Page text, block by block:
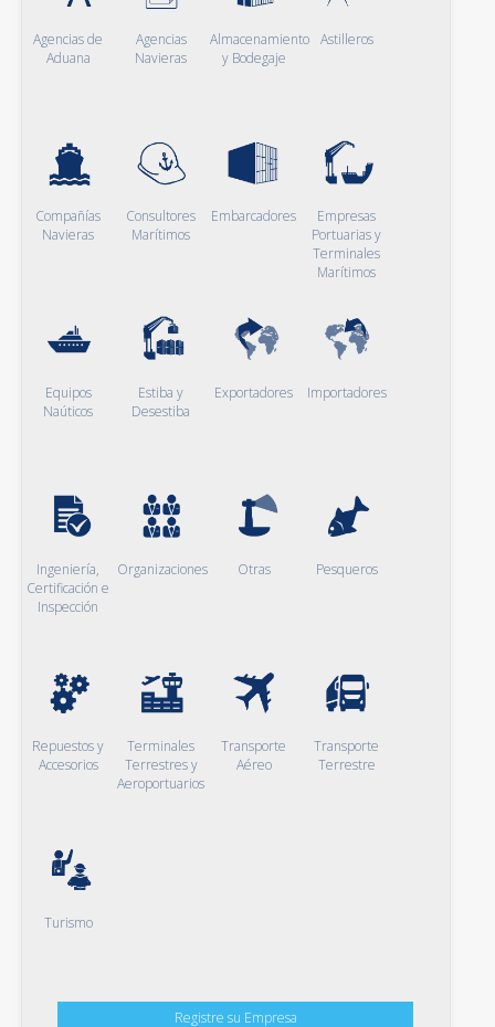
Agencias de
Aduana
Agencias
Navieras
Almacenamiento
y Bodegaje
Astilleros
Compañías
Navieras
Consultores
Marítimos
Embarcadores
Empresas
Portuarias y
Terminales
Marítimos
Equipos
Naúticos
Estiba y
Desestiba
Exportadores Importadores
Ingeniería,
Certificación e
Inspección
Organizaciones Otras Pesqueros
Repuestos y
Accesorios
Terminales
Terrestres y
Aeroportuarios
Transporte
Aéreo
Transporte
Terrestre
Turismo
Registre su Empresa